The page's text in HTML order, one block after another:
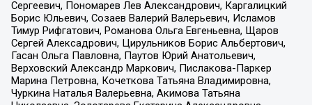
Сергеевич, Пономарев Лев Александрович, Каргалицкий
Борис Юльевич, Созаев Валерий Валерьевич, Исламов
Тимур Рифгатович, Романова Ольга Евгеньевна, Щаров
Сергей Алексадрович, Цирульников Борис Альбертович,
Гасан Ольга Павловна, Паутов Юрий Анатольевич,
Верховский Александр Маркович, Пислакова-Паркер
Марина Петровна, Кочеткова Татьяна Владимировна,
Чуркина Наталья Валерьевна, Акимова Татьяна